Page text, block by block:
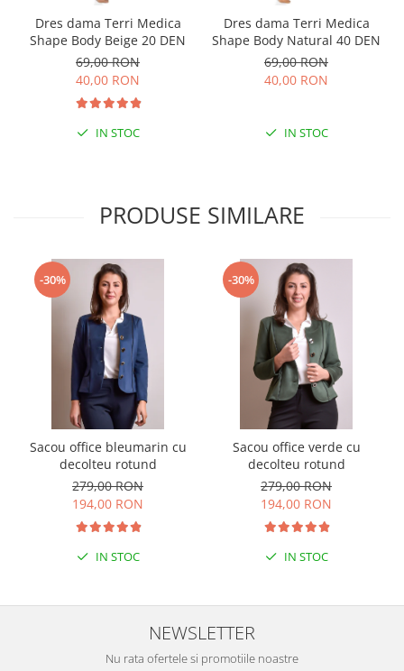
Dres dama Terri Medica
Shape Body Beige 20 DEN
69,00 RON
40,00 RON
IN STOC
Dres dama Terri Medica
Shape Body Natural 40 DEN
69,00 RON
40,00 RON
IN STOC
PRODUSE SIMILARE
-30%
Sacou office bleumarin cu
decolteu rotund
279,00 RON
194,00 RON
IN STOC
-30%
Sacou office verde cu
decolteu rotund
279,00 RON
194,00 RON
IN STOC
NEWSLETTER
Nu rata ofertele si promotiile noastre